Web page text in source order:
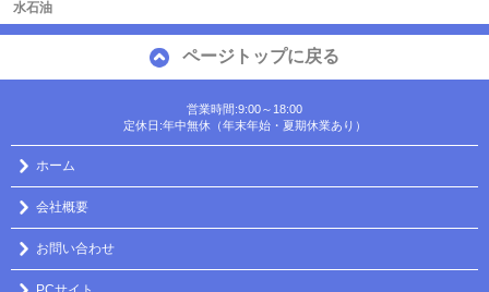
水石油
ページトップに戻る
営業時間:9:00～18:00
定休日:年中無休（年末年始・夏期休業あり）
ホーム
会社概要
お問い合わせ